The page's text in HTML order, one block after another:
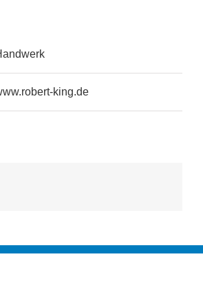
king.de